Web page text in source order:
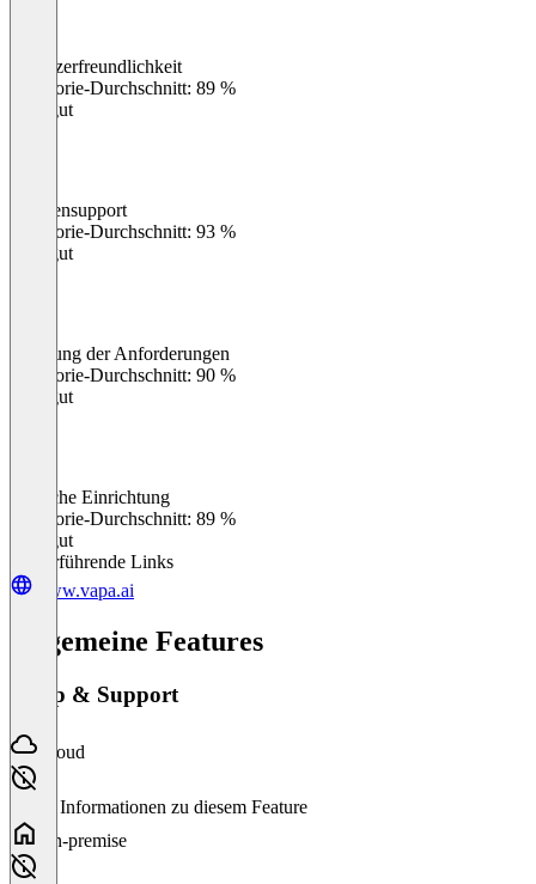
Benutzerfreundlichkeit
Kategorie-Durchschnitt: 89 %
Sehr gut
Kundensupport
Kategorie-Durchschnitt: 93 %
Sehr gut
Erfüllung der Anforderungen
Kategorie-Durchschnitt: 90 %
Sehr gut
Einfache Einrichtung
Kategorie-Durchschnitt: 89 %
Sehr gut
Weiterführende Links
www.vapa.ai
Allgemeine Features
Setup & Support
Cloud
Keine Informationen zu diesem Feature
On-premise